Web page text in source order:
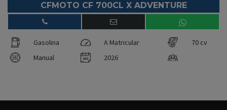
CFMOTO CF 700CL X ADVENTURE
Gasolina A Matricular
70 cv
Manual
2026